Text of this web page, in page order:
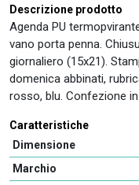
Descrizione prodotto
Agenda PU
vano porta penna.
giornaliero (15x21).
domenica abbinati,
rosso, blu. Confezione
Caratteristiche
Dimensione
Marchio